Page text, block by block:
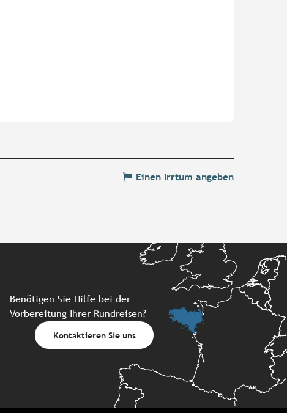
Einen Irrtum angeben
Benötigen Sie Hilfe bei der
Vorbereitung Ihrer Rundreisen?
Kontaktieren Sie uns